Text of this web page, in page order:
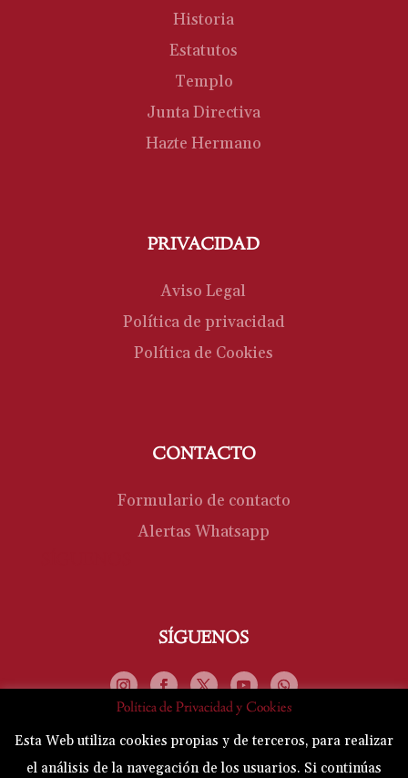
Historia
Estatutos
Templo
Junta Directiva
Hazte Hermano
PRIVACIDAD
Aviso Legal
Política de privacidad
Política de Cookies
CONTACTO
Formulario de contacto
Alertas Whatsapp
SÍGUENOS
Política de Privacidad y Cookies
Esta Web utiliza cookies propias y de terceros, para realizar
el análisis de la navegación de los usuarios. Si continúas